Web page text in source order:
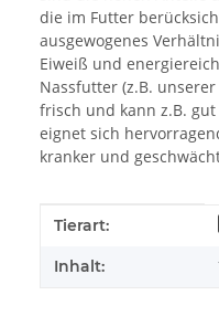
die im Futter
ausgewogenes
Eiweiß und
Nassfutter (z.B. unserer
frisch und kann z.B.
eignet sich
kranker und
Produkteigenschaft
Wert
Tierart:
Inhalt: